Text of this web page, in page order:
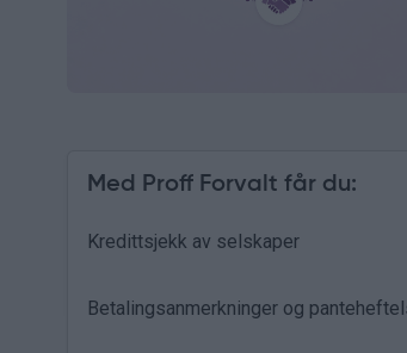
Med Proff Forvalt får du:
Kredittsjekk av selskaper
Betalingsanmerkninger og